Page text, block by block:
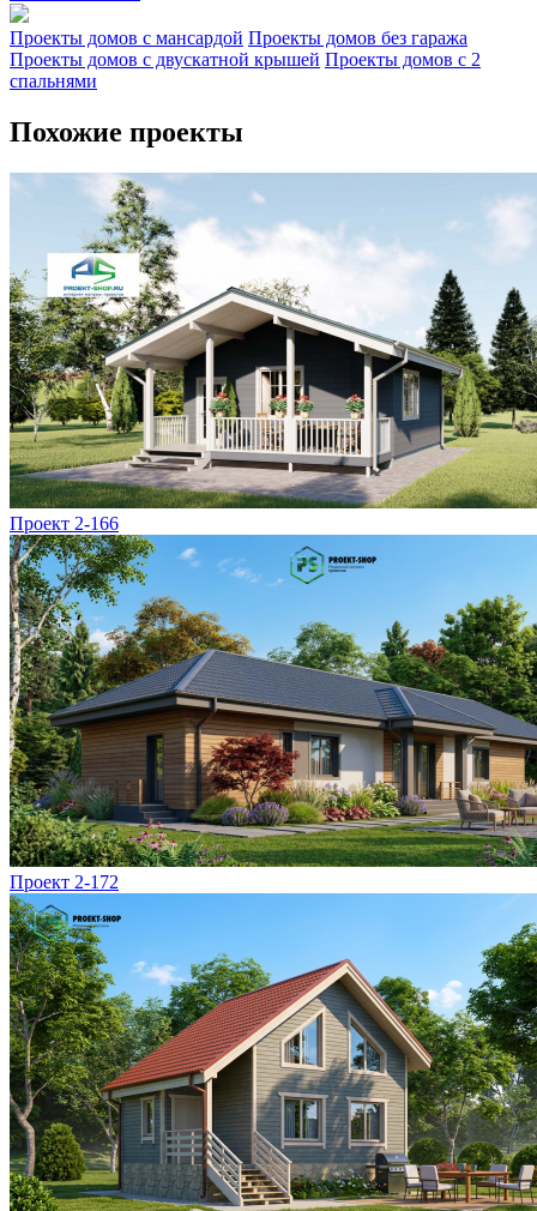
Проекты домов с мансардой Проекты домов без гаража
Проекты домов с двускатной крышей Проекты домов с 2
спальнями
Похожие проекты
Проект 2-166
Проект 2-172